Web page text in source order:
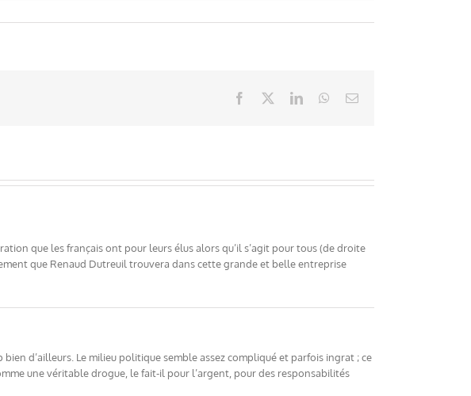
Facebook LinkedInWhatsApp
Email
que les français ont pour leurs élus alors qu’il s’agit pour tous (de droite
que Renaud Dutreuil trouvera dans cette grande et belle entreprise
d’ailleurs. Le milieu politique semble assez compliqué et parfois ingrat ; ce
une véritable drogue, le fait-il pour l’argent, pour des responsabilités